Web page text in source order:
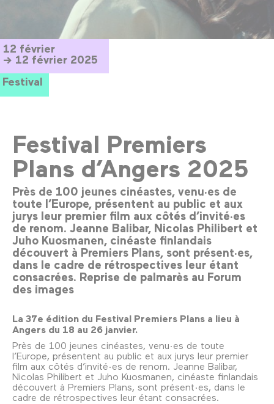
12 février
→ 12 février 2025
Festival
Festival Premiers
Plans d’Angers 2025
Près de 100 jeunes cinéastes, venu·es de
toute l’Europe, présentent au public et aux
jurys leur premier film aux côtés d’invité·es
de renom. Jeanne Balibar, Nicolas Philibert et
Juho Kuosmanen, cinéaste finlandais
découvert à Premiers Plans, sont présent·es,
dans le cadre de rétrospectives leur étant
consacrées. Reprise de palmarès au Forum
des images
La 37e édition du Festival Premiers Plans a lieu à
Angers du 18 au 26 janvier.
Près de 100 jeunes cinéastes, venu·es de toute
l’Europe, présentent au public et aux jurys leur premier
film aux côtés d’invité·es de renom. Jeanne Balibar,
Nicolas Philibert et Juho Kuosmanen, cinéaste finlandais
découvert à Premiers Plans, sont présent·es, dans le
cadre de rétrospectives leur étant consacrées.